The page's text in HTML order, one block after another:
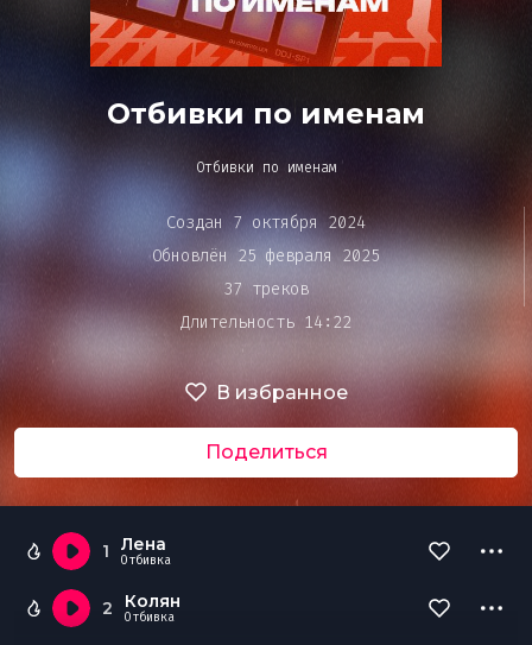
Event
Bar&Club
Эдиторы
DJ BATTLE
Отбивки по именам
Отбивки по именам
Создан 7 октября 2024
Обновлён 25 февраля 2025
37 треков
Длительность 14:22
В избранное
Поделиться
1 Лена
Отбивка
2 Колян
Отбивка
воспроизведения